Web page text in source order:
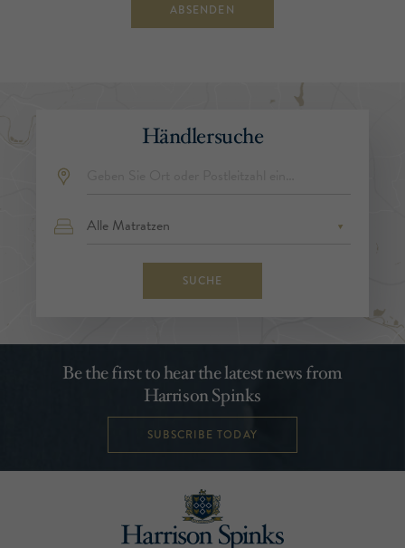
ABSENDEN
Händlersuche
SUCHE
Be the first to hear the latest news from
Harrison Spinks
SUBSCRIBE TODAY